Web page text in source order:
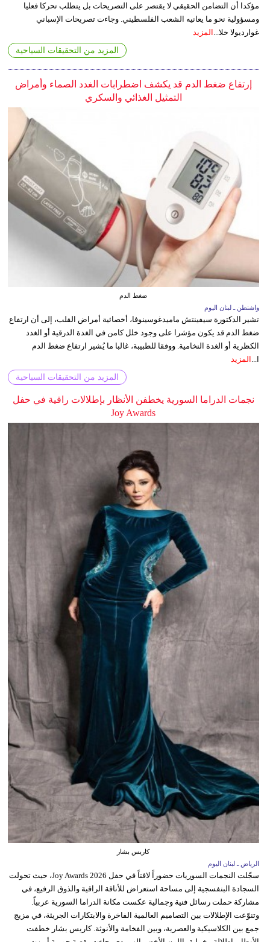
مؤكدا أن التضامن الحقيقي لا يقتصر على التصريحات بل يتطلب تحركا فعليا
ومسؤولية نحو ما يعانيه الشعب الفلسطيني. وجاءت تصريحات الإسباني
غوارديولا خلا...
المزيد
المزيد من التحقيقات السياحية
إرتفاع ضغط الدم قد يكشف اضطرابات الغدد الصماء وأمراض
التمثيل الغذائي والسكري
ضغط الدم
واشنطن ـ لبنان اليوم
تشير الدكتورة سيفينتش ماميدغوسينوفا، أخصائية أمراض القلب، إلى أن ارتفاع
ضغط الدم قد يكون مؤشرا على وجود خلل كامن في الغدة الدرقية أو الغدد
الكظرية أو الغدة النخامية. ووفقا للطبيبة، غالبا ما يُشير ارتفاع ضغط الدم
ا... المزيد
المزيد من التحقيقات السياحية
نجمات الدراما السورية يخطفن الأنظار بإطلالات راقية في حفل
Joy Awards
كاريس بشار
الرياض ـ لبنان اليوم
سجّلت النجمات السوريات حضوراً لافتاً في حفل Joy Awards 2026، حيث تحولت
السجادة البنفسجية إلى مساحة استعراض للأناقة الراقية والذوق الرفيع، في
مشاركة حملت رسائل فنية وجمالية عكست مكانة الدراما السورية عربياً.
وتنوّعت الإطلالات بين التصاميم العالمية الفاخرة والابتكارات الجريئة، في مزيج
جمع بين الكلاسيكية والعصرية، وبين الفخامة والأنوثة. كاريس بشار خطفت